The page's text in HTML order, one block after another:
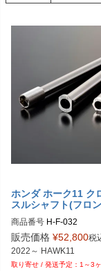
ホンダ ホーク11 ク
スルシャフト(フロ
商品番号 H-F-032
販売価格 ¥52,800税
2022～ HAWK11
1～3